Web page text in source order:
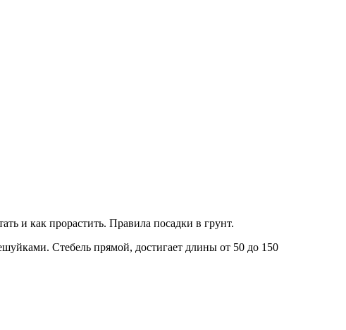
и как прорастить. Правила посадки в грунт.
Стебель прямой, достигает длины от 50 до 150